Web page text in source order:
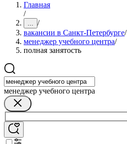
Главная
/
... /
вакансии в Санкт-Петербурге/
менеджер учебного центра/
полная занятость
менеджер учебного центра